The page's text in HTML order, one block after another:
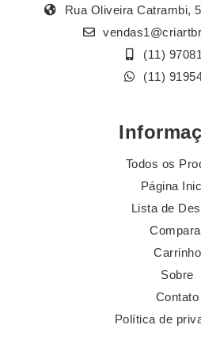
Rua Oliveira Catrambi,
(11)
(11)
Todos os
Página
Lista de
Carrinho
Sobre
Contato
Política de